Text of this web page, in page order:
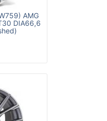
AMG
DIA66,6